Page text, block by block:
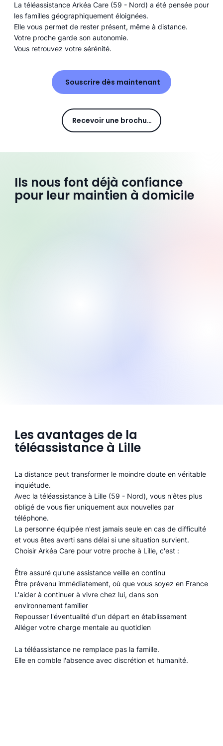
La téléassistance Arkéa Care (59 - Nord) a été pensée pour
les familles géographiquement éloignées.
Elle vous permet de rester présent, même à distance.
Votre proche garde son autonomie.
Vous retrouvez votre sérénité.
Souscrire dès maintenant
Recevoir une brochure
Ils nous font déjà confiance
pour leur maintien à domicile
Les avantages de la
téléassistance à Lille
La distance peut transformer le moindre doute en véritable
inquiétude.
Avec la téléassistance à Lille (59 - Nord), vous n'êtes plus
obligé de vous fier uniquement aux nouvelles par
téléphone.
La personne équipée n'est jamais seule en cas de difficulté
et vous êtes averti sans délai si une situation survient.
Choisir Arkéa Care pour votre proche à Lille, c'est :
Être assuré qu'une assistance veille en continu
Être prévenu immédiatement, où que vous soyez en France
L'aider à continuer à vivre chez lui, dans son
environnement familier
Repousser l'éventualité d'un départ en établissement
Alléger votre charge mentale au quotidien
La téléassistance ne remplace pas la famille.
Elle en comble l'absence avec discrétion et humanité.